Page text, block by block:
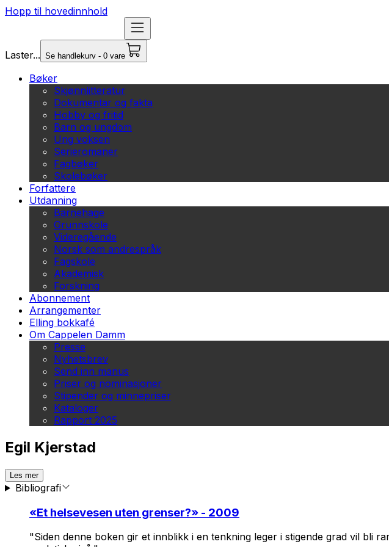
Hopp til hovedinnhold
Laster... Se handlekurv - 0 vare
Bøker
Skjønnlitteratur
Dokumentar og fakta
Hobby og fritid
Barn og ungdom
Ung voksen
Serieromaner
Fagbøker
Skolebøker
Forfattere
Utdanning
Barnehage
Grunnskole
Videregående
Norsk som andrespråk
Fagskole
Akademisk
Forskning
Abonnement
Arrangementer
Elling bokkafé
Om Cappelen Damm
Presse
Nyhetsbrev
Send inn manus
Priser og nominasjoner
Stipender og minnepriser
Kataloger
Rapport 2025
Egil Kjerstad
Les mer
Bibliografi
«Et helsevesen uten grenser?» - 2009
"Siden denne boken gir et innblikk i en tenkning leger i stigende grad vil bli